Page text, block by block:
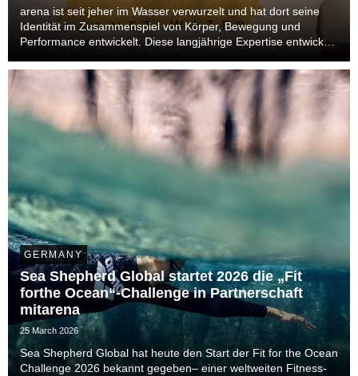
arena ist seit jeher im Wasser verwurzelt und hat dort seine
Identität im Zusammenspiel von Körper, Bewegung und
Performance entwickelt. Diese langjährige Expertise entwickelt
neuen Bereichen. Auch im Leisure- un...
GERMANY
Sea Shepherd Global startet 2026 die „Fit
forthe Ocean“-Challenge in Partnerschaft
mitarena
25 March 2026
Sea Shepherd Global hat heute den Start der Fit for the Ocean
Challenge 2026 bekannt gegeben– einer weltweiten Fitness-